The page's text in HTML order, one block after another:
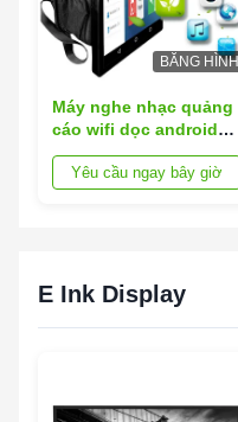
BĂNG HÌNH
Máy nghe nhạc quảng
cáo wifi dọc android
màn hình LCD biển
báo đi bộ bảng quảng
Yêu cầu ngay bây giờ
E Ink Display